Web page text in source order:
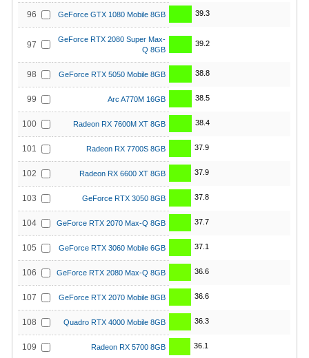
96 GeForce GTX 1080 Mobile 8GB 39.3
97
GeForce RTX 2080 Super Max-
Q 8GB
39.2
98 GeForce RTX 5050 Mobile 8GB 38.8
99 Arc A770M 16GB 38.5
100 Radeon RX 7600M XT 8GB 38.4
101 Radeon RX 7700S 8GB 37.9
102 Radeon RX 6600 XT 8GB 37.9
103 GeForce RTX 3050 8GB 37.8
104 GeForce RTX 2070 Max-Q 8GB 37.7
105 GeForce RTX 3060 Mobile 6GB 37.1
106 GeForce RTX 2080 Max-Q 8GB 36.6
107 GeForce RTX 2070 Mobile 8GB 36.6
108 Quadro RTX 4000 Mobile 8GB 36.3
109 Radeon RX 5700 8GB 36.1